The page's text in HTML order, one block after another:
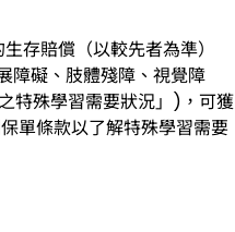
存賠償（以較先者為準）
障礙、肢體殘障、視覺障
特殊學習需要狀況」)，可獲
單條款以了解特殊學習需要